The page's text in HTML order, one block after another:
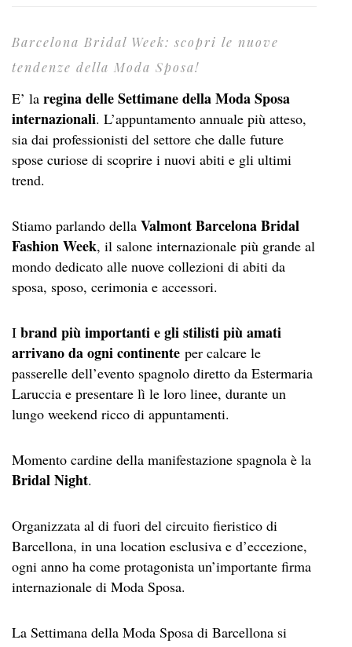
Barcelona Bridal Week: scopri le nuove
tendenze della Moda Sposa!
E’ la regina delle Settimane della Moda Sposa
internazionali. L’appuntamento annuale più atteso,
sia dai professionisti del settore che dalle future
spose curiose di scoprire i nuovi abiti e gli ultimi
trend.
Stiamo parlando della Valmont Barcelona Bridal
Fashion Week, il salone internazionale più grande al
mondo dedicato alle nuove collezioni di abiti da
sposa, sposo, cerimonia e accessori.
I brand più importanti e gli stilisti più amati
arrivano da ogni continente per calcare le
passerelle dell’evento spagnolo diretto da Estermaria
Laruccia e presentare lì le loro linee, durante un
lungo weekend ricco di appuntamenti.
Momento cardine della manifestazione spagnola è la
Bridal Night.
Organizzata al di fuori del circuito fieristico di
Barcellona, in una location esclusiva e d’eccezione,
ogni anno ha come protagonista un’importante firma
internazionale di Moda Sposa.
La Settimana della Moda Sposa di Barcellona si